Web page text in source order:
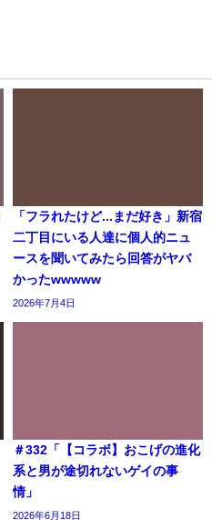
「フラれたけど...まだ好き」新宿
二丁目にいる人達に個人的ニュ
ースを聞いてみたら回答がヤバ
かったwwwww
2026年7月4日
＃332「【コラボ】おこげの進化
系と男が途切れないゲイの事
情」
2026年6月18日